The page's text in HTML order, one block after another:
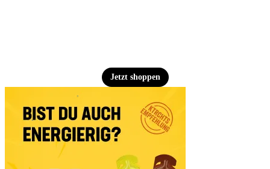
Jetzt shoppen